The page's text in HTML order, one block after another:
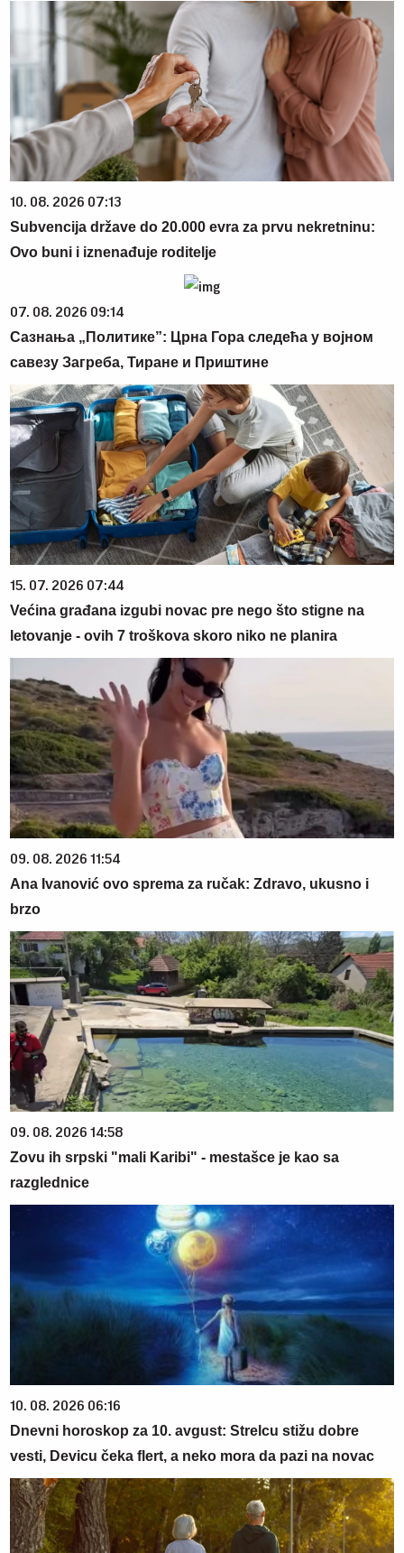
10. 08. 2026 07:13
Subvencija države do 20.000 evra za prvu nekretninu:
Ovo buni i iznenađuje roditelje
07. 08. 2026 09:14
Сазнања „Политике”: Црна Гора следећа у војном
савезу Загреба, Тиране и Приштине
15. 07. 2026 07:44
Većina građana izgubi novac pre nego što stigne na
letovanje - ovih 7 troškova skoro niko ne planira
09. 08. 2026 11:54
Ana Ivanović ovo sprema za ručak: Zdravo, ukusno i
brzo
09. 08. 2026 14:58
Zovu ih srpski "mali Karibi" - mestašce je kao sa
razglednice
10. 08. 2026 06:16
Dnevni horoskop za 10. avgust: Strelcu stižu dobre
vesti, Devicu čeka flert, a neko mora da pazi na novac